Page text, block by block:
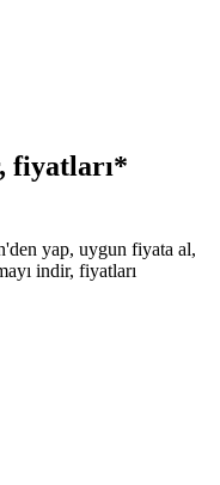
fiyatları*
yap, uygun fiyata al,
indir, fiyatları